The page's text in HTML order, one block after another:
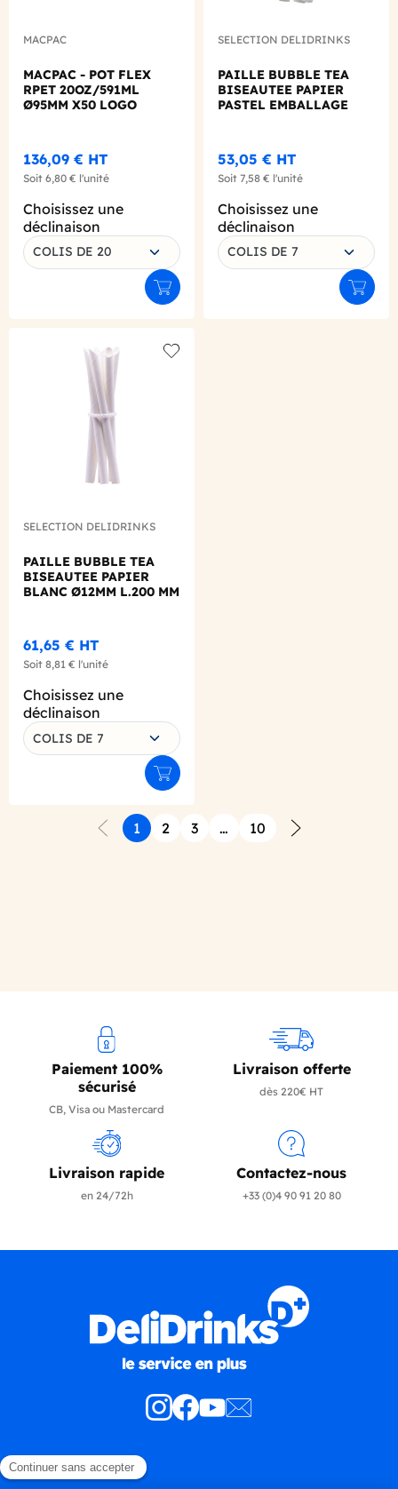
MACPAC
MACPAC - POT FLEX
RPET 20OZ/591ML
Ø95MM X50 LOGO
136,09 € HT
Soit 6,80 € l'unité
Choisissez une
déclinaison
COLIS DE 20
Ajouter au panier
SELECTION DELIDRINKS
PAILLE BUBBLE TEA
BISEAUTEE PAPIER
PASTEL EMBALLAGE
53,05 € HT
Soit 7,58 € l'unité
Choisissez une
déclinaison
COLIS DE 7
SELECTION DELIDRINKS
PAILLE BUBBLE TEA
BISEAUTEE PAPIER
BLANC Ø12MM L.200 MM
61,65 € HT
Soit 8,81 € l'unité
Choisissez une
déclinaison
COLIS DE 7
Ajouter au panier
Précédent
1 2 3 …
10
Paiement 100%
sécurisé
CB, Visa ou Mastercard
Livraison offerte
dès 220€ HT
Livraison rapide
en 24/72h
Contactez-nous
+33 (0)4 90 91 20 80